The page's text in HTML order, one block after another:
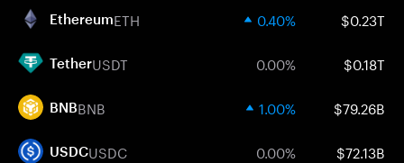
EthereumETH 0.40% $0.23T
TetherUSDT 0.00% $0.18T
BNBBNB 1.00% $79.26B
USDCUSDC 0.00% $72.13B